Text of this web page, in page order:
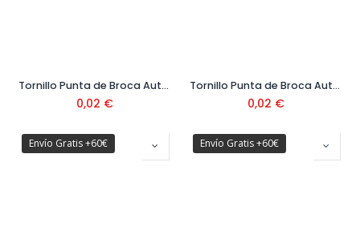
Tornillo Punta de Broca Autotaladrante DIN 7504N Cabeza Alomada Ø3,5 mm
0,02 €
Tornillo Punta de Broca Autotaladrante DIN 7504N Cabeza Alomada Ø3,9 mm
0,02 €
Envío Gratis +60€ Envío Gratis +60€